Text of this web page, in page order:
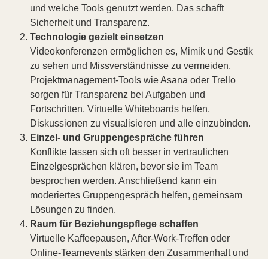
und welche Tools genutzt werden. Das schafft
Sicherheit und Transparenz.
Technologie gezielt einsetzen
Videokonferenzen ermöglichen es, Mimik und Gestik
zu sehen und Missverständnisse zu vermeiden.
Projektmanagement-Tools wie Asana oder Trello
sorgen für Transparenz bei Aufgaben und
Fortschritten. Virtuelle Whiteboards helfen,
Diskussionen zu visualisieren und alle einzubinden.
Einzel- und Gruppengespräche führen
Konflikte lassen sich oft besser in vertraulichen
Einzelgesprächen klären, bevor sie im Team
besprochen werden. Anschließend kann ein
moderiertes Gruppengespräch helfen, gemeinsam
Lösungen zu finden.
Raum für Beziehungspflege schaffen
Virtuelle Kaffeepausen, After-Work-Treffen oder
Online-Teamevents stärken den Zusammenhalt und